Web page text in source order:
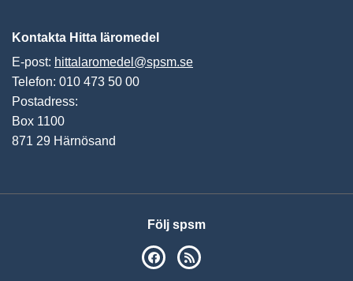
Kontakta Hitta läromedel
E-post: hittalaromedel@spsm.se
Telefon: 010 473 50 00
Postadress:
Box 1100
871 29 Härnösand
Följ spsm
SPSM på Facebook